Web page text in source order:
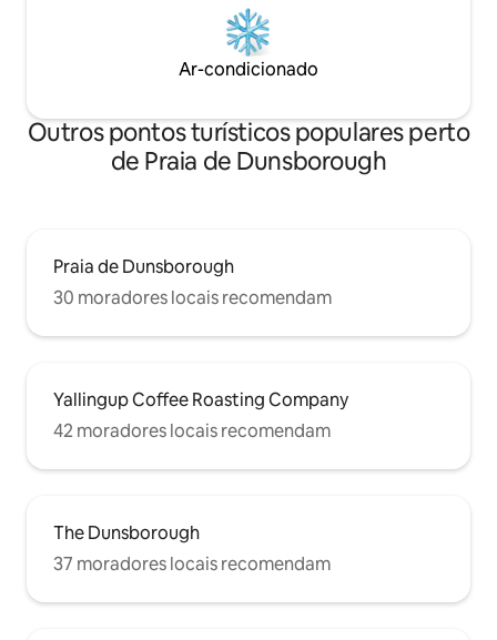
Ar-condicionado
Outros pontos turísticos populares perto
de Praia de Dunsborough
Praia de Dunsborough
30 moradores locais recomendam
Yallingup Coffee Roasting Company
42 moradores locais recomendam
The Dunsborough
37 moradores locais recomendam